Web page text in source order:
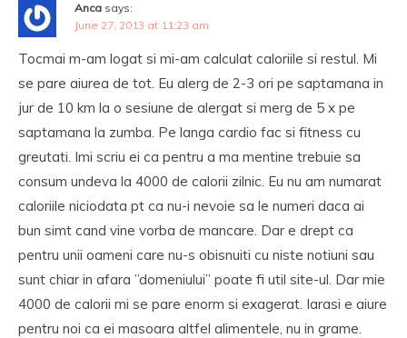
Anca says:
June 27, 2013 at 11:23 am
Tocmai m-am logat si mi-am calculat caloriile si restul. Mi
se pare aiurea de tot. Eu alerg de 2-3 ori pe saptamana in
jur de 10 km la o sesiune de alergat si merg de 5 x pe
saptamana la zumba. Pe langa cardio fac si fitness cu
greutati. Imi scriu ei ca pentru a ma mentine trebuie sa
consum undeva la 4000 de calorii zilnic. Eu nu am numarat
caloriile niciodata pt ca nu-i nevoie sa le numeri daca ai
bun simt cand vine vorba de mancare. Dar e drept ca
pentru unii oameni care nu-s obisnuiti cu niste notiuni sau
sunt chiar in afara ”domeniului” poate fi util site-ul. Dar mie
4000 de calorii mi se pare enorm si exagerat. Iarasi e aiure
pentru noi ca ei masoara altfel alimentele, nu in grame.